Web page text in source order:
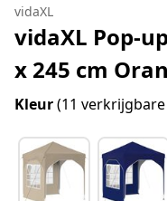
vidaXL
vidaXL Pop-
x 245 cm
Kleur(11